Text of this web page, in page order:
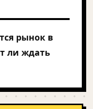
рынок в
ли ждать